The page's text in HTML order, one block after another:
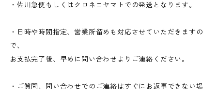
・佐川急便もしくはクロネコヤマトでの発送となります。
・日時や時間指定、営業所留めも対応させていただきますの
で、
お支払完了後、早めに問い合わせよりご連絡ください。
・ご質問、問い合わせでのご連絡はすぐにお返事できない場